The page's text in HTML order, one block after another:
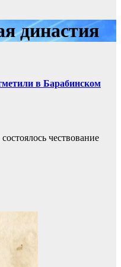
династия
в Барабинском
чествование